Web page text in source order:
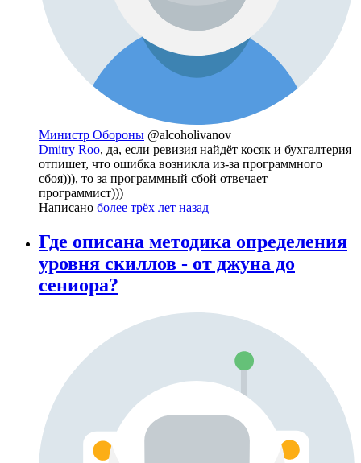
Министр Обороны @alcoholivanov
Dmitry Roo, да, если ревизия найдёт косяк и бухгалтерия
отпишет, что ошибка возникла из-за программного
сбоя))), то за программный сбой отвечает
программист)))
Написано более трёх лет назад
Где описана методика определения
уровня скиллов - от джуна до
сениора?